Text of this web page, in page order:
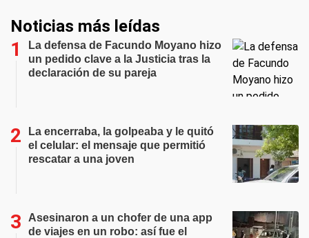
Noticias más leídas
La defensa de Facundo Moyano hizo
un pedido clave a la Justicia tras la
declaración de su pareja
La encerraba, la golpeaba y le quitó
el celular: el mensaje que permitió
rescatar a una joven
Asesinaron a un chofer de una app
de viajes en un robo: así fue el